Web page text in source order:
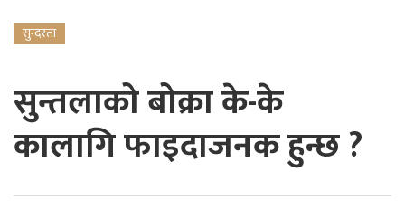
सुन्दरता
सुन्तलाको बोक्रा के-के
कालागि फाइदाजनक हुन्छ ?